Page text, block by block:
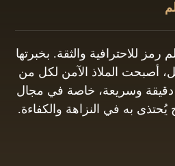
رمز للاحترافية والثقة. بخبرتها
أصبحت الملاذ الآمن لكل من
دقيقة وسريعة، خاصة في مجال
يُحتذى به في النزاهة والكفاءة.